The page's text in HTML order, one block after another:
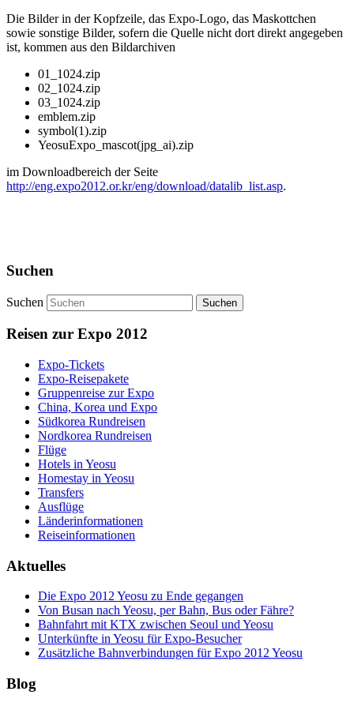
Die Bilder in der Kopfzeile, das Expo-Logo, das Maskottchen
sowie sonstige Bilder, sofern die Quelle nicht dort direkt angegeben
ist, kommen aus den Bildarchiven
01_1024.zip
02_1024.zip
03_1024.zip
emblem.zip
symbol(1).zip
YeosuExpo_mascot(jpg_ai).zip
im Downloadbereich der Seite
http://eng.expo2012.or.kr/eng/download/datalib_list.asp.
Suchen
Suchen
Reisen zur Expo 2012
Expo-Tickets
Expo-Reisepakete
Gruppenreise zur Expo
China, Korea und Expo
Südkorea Rundreisen
Nordkorea Rundreisen
Flüge
Hotels in Yeosu
Homestay in Yeosu
Transfers
Ausflüge
Länderinformationen
Reiseinformationen
Aktuelles
Die Expo 2012 Yeosu zu Ende gegangen
Von Busan nach Yeosu, per Bahn, Bus oder Fähre?
Bahnfahrt mit KTX zwischen Seoul und Yeosu
Unterkünfte in Yeosu für Expo-Besucher
Zusätzliche Bahnverbindungen für Expo 2012 Yeosu
Blog